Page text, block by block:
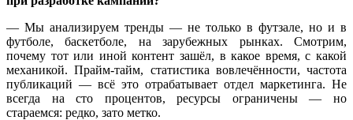
— Мы анализируем тренды — не только в футзале, но и в
футболе, баскетболе, на зарубежных рынках. Смотрим,
почему тот или иной контент зашёл, в какое время, с какой
механикой. Прайм-тайм, статистика вовлечённости, частота
публикаций — всё это отрабатывает отдел маркетинга. Не
всегда на сто процентов, ресурсы ограничены — но
стараемся: редко, зато метко.